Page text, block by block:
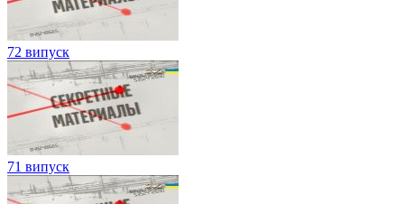
72 випуск
71 випуск